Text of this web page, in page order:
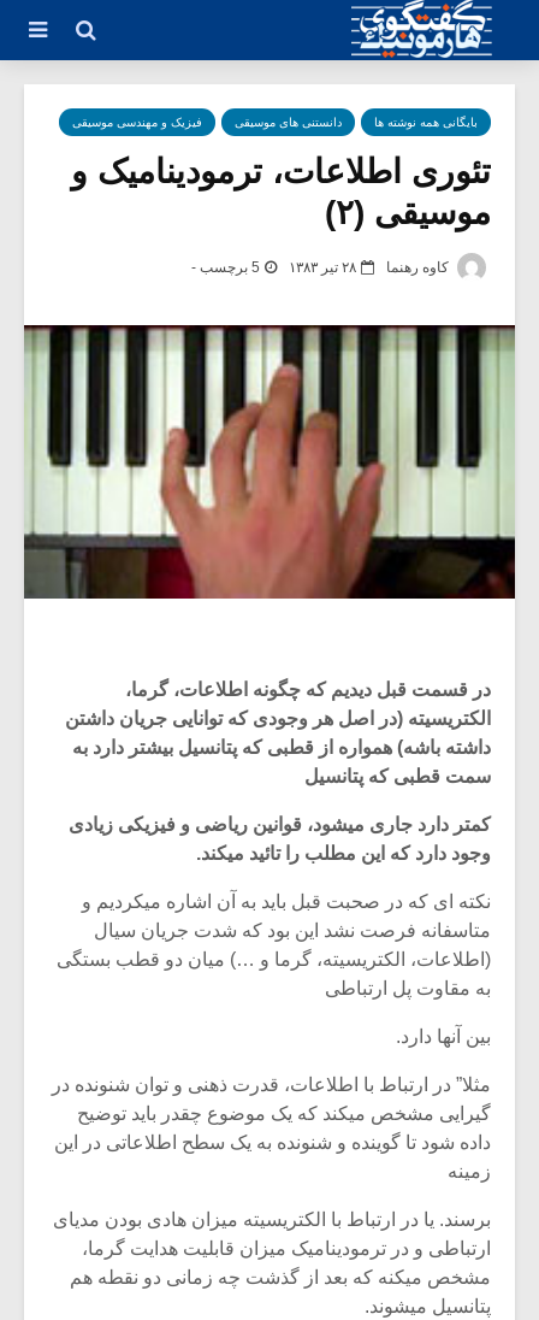
بایگانی همه نوشته ها دانستنی های موسیقی فیزیک و مهندسی موسیقی
تئوری اطلاعات، ترمودینامیک و
موسیقی (۲)
کاوه رهنما ۲۸ تیر ۱۳۸۳ 5 برچسب -
در قسمت قبل دیدیم که چگونه اطلاعات، گرما،
الکتریسیته (در اصل هر وجودی که توانایی جریان داشتن
داشته باشه) همواره از قطبی که پتانسیل بیشتر دارد به
سمت قطبی که پتانسیل
کمتر دارد جاری میشود، قوانین ریاضی و فیزیکی زیادی
وجود دارد که این مطلب را تائید میکند.
نکته ای که در صحبت قبل باید به آن اشاره میکردیم و
متاسفانه فرصت نشد این بود که شدت جریان سیال
(اطلاعات، الکتریسیته، گرما و …) میان دو قطب بستگی
به مقاوت پل ارتباطی
بین آنها دارد.
مثلا” در ارتباط با اطلاعات، قدرت ذهنی و توان شنونده در
گیرایی مشخص میکند که یک موضوع چقدر باید توضیح
داده شود تا گوینده و شنونده به یک سطح اطلاعاتی در این
زمینه
برسند. یا در ارتباط با الکتریسیته میزان هادی بودن مدیای
ارتباطی و در ترمودینامیک میزان قابلیت هدایت گرما،
مشخص میکنه که بعد از گذشت چه زمانی دو نقطه هم
پتانسیل میشوند.